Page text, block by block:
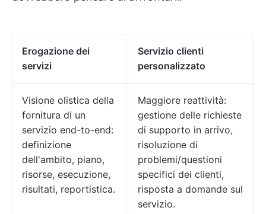
Erogazione dei
servizi
Servizio clienti
personalizzato
Visione olistica della
fornitura di un
servizio end-to-end:
definizione
dell'ambito, piano,
risorse, esecuzione,
risultati, reportistica.
Maggiore reattività:
gestione delle richieste
di supporto in arrivo,
risoluzione di
problemi/questioni
specifici dei clienti,
risposta a domande sul
servizio.